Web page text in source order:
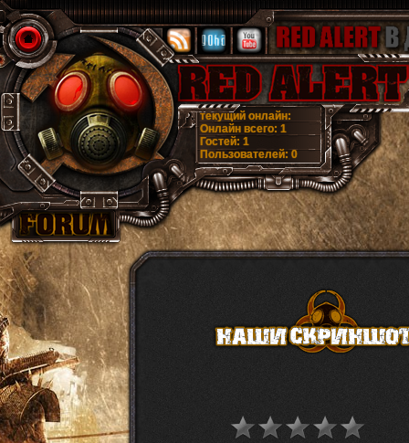
Онлайн всего: 1
Гостей: 1
Пользователей: 0
текущий онлайн: